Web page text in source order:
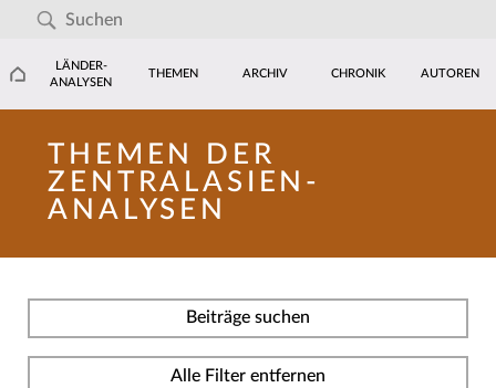
LÄNDER-
ANALYSEN
THEMEN ARCHIV CHRONIK AUTOREN
THEMEN DER
ZENTRALASIEN-
ANALYSEN
Beiträge suchen
Alle Filter entfernen